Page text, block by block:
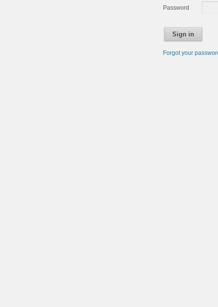
Password
Sign in
Forgot your